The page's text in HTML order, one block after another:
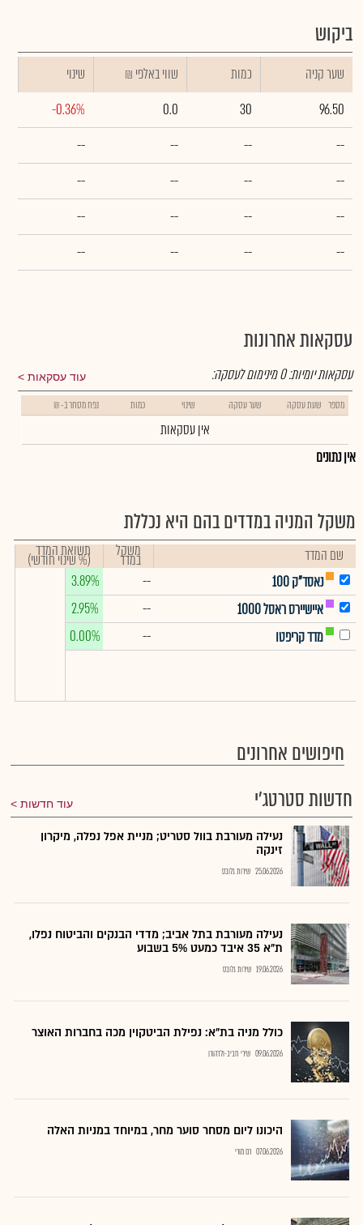
ביקוש
שער קניה כמות ₪ שווי באלפי
שינוי
96.50
30
0.0
-0.36%
--
--
--
--
--
--
--
--
--
--
--
--
--
--
--
--
עסקאות אחרונות
עוד עסקאות עסקאות יומיות:0מינימום לעסקה:
מספר שעת עסקה שער עסקה שינוי כמות נפח מסחר ב- ₪
אין עסקאות
אין נתונים
משקל המניה במדדים בהם היא נכללת
שם המדד משקל
במדד תשואת המדד
(% שינוי חודשי)
נאסד"ק 100
--
3.89%
איישיירס ראסל 1000
--
2.95%
מדד קריפטו
--
0.00%
חיפושים אחרונים
חדשות סטרטג'י
עוד חדשות
נעילה מעורבת בוול סטריט; מניית אפל נפלה, מיקרון
זינקה
25.06.2026 שירות גלובס
נעילה מעורבת בתל אביב; מדדי הבנקים והביטוח נפלו,
ת"א 35 איבד כמעט 5% בשבוע
19.06.2026 שירות גלובס
כולל מניה בת"א: נפילת הביטקוין מכה בחברות האוצר
09.06.2026 שירי חביב-ולדהורן
היכונו ליום מסחר סוער מחר, במיוחד במניות האלה
07.06.2026 רם מורי